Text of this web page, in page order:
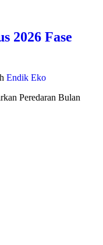
2026 Fase
Endik Eko
Peredaran Bulan